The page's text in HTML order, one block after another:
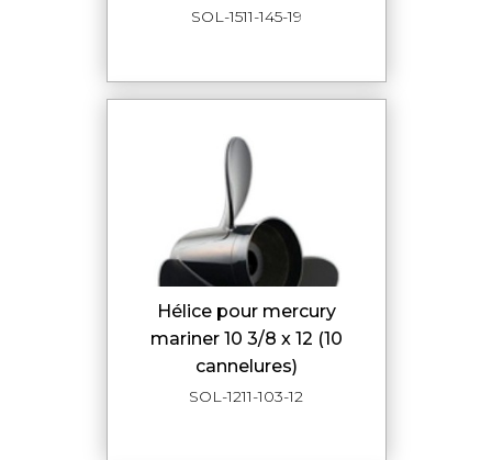
SOL-1511-145-19
hélice pour mercury
mariner 10 3/8 x 12 (10
cannelures)
SOL-1211-103-12